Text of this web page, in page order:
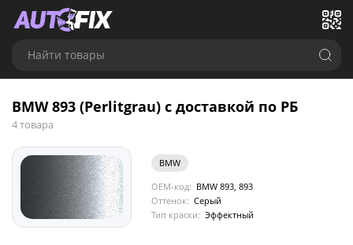
Найти товары
BMW 893 (Perlitgrau) с доставкой по РБ
4 товара
BMW
OEM-код: BMW 893, 893
Оттенок: Серый
Тип краски: Эффектный